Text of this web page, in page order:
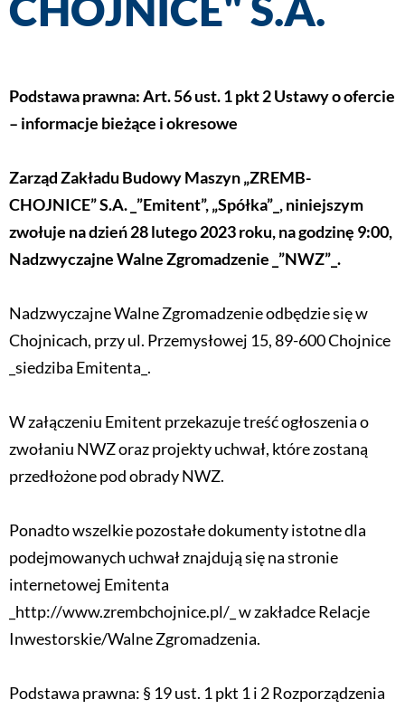
Podstawa prawna: Art. 56 ust. 1 pkt 2 Ustawy o ofercie
– informacje bieżące i okresowe
Zarząd Zakładu Budowy Maszyn „ZREMB-
CHOJNICE” S.A. _”Emitent”, „Spółka”_, niniejszym
zwołuje na dzień 28 lutego 2023 roku, na godzinę 9:00,
Nadzwyczajne Walne Zgromadzenie _”NWZ”_.
Nadzwyczajne Walne Zgromadzenie odbędzie się w
Chojnicach, przy ul. Przemysłowej 15, 89-600 Chojnice
_siedziba Emitenta_.
W załączeniu Emitent przekazuje treść ogłoszenia o
zwołaniu NWZ oraz projekty uchwał, które zostaną
przedłożone pod obrady NWZ.
Ponadto wszelkie pozostałe dokumenty istotne dla
podejmowanych uchwał znajdują się na stronie
internetowej Emitenta
_http://www.zrembchojnice.pl/_ w zakładce Relacje
Inwestorskie/Walne Zgromadzenia.
Podstawa prawna: § 19 ust. 1 pkt 1 i 2 Rozporządzenia